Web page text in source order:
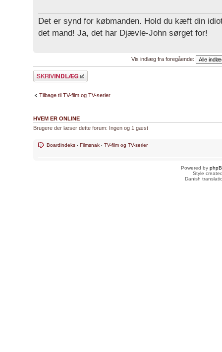
Det er synd for købmanden. Hold du kæft din
det mand! Ja, det har Djævle-John sørget for!
Vis indlæg fra foregående:
Skriv et svar
Tilbage til TV-film og TV-serier
HVEM ER ONLINE
Brugere der læser dette forum: Ingen og 1 gæst
Boardindeks ‹ Filmsnak ‹ TV-film og TV-serier
Powered by
Style
Danish